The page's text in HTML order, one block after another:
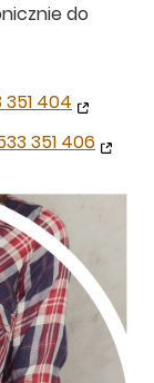
do
404
351 406